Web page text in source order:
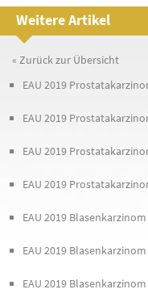
Weitere Artikel
« Zurück zur Übersicht
EAU 2019
EAU 2019
EAU 2019
EAU 2019
EAU 2019 Blasenkarzinom
EAU 2019 Blasenkarzinom
EAU 2019 Blasenkarzinom